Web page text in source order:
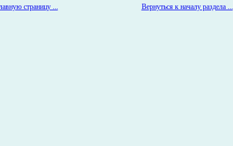
Вернуться к началу раздела ...